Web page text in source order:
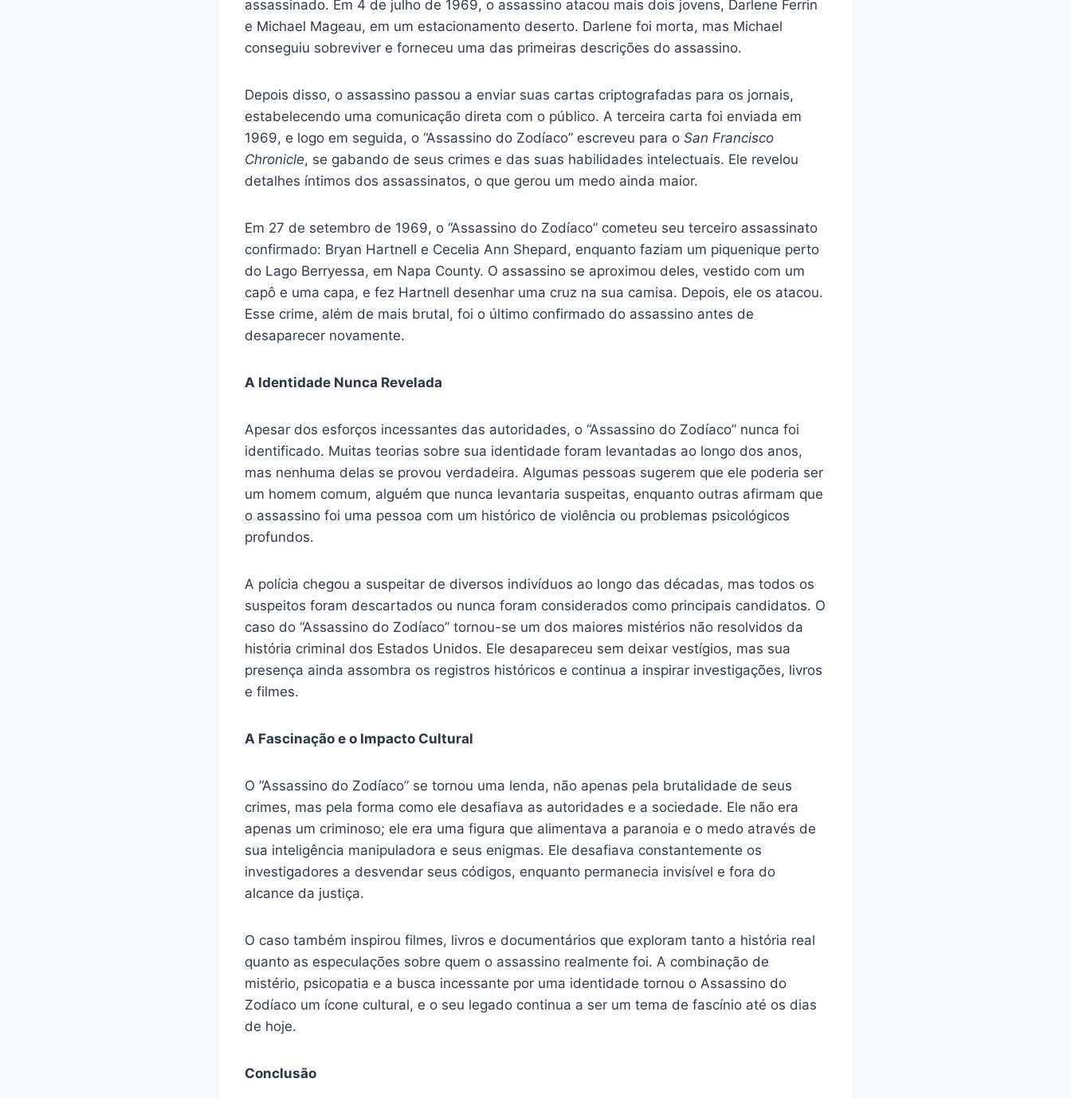
assassinado. Em 4 de julho de 1969, o assassino atacou mais dois jovens, Darlene Ferrin
e Michael Mageau, em um estacionamento deserto. Darlene foi morta, mas Michael
conseguiu sobreviver e forneceu uma das primeiras descrições do assassino.
Depois disso, o assassino passou a enviar suas cartas criptografadas para os jornais,
estabelecendo uma comunicação direta com o público. A terceira carta foi enviada em
1969, e logo em seguida, o “Assassino do Zodíaco” escreveu para o San Francisco
Chronicle, se gabando de seus crimes e das suas habilidades intelectuais. Ele revelou
detalhes íntimos dos assassinatos, o que gerou um medo ainda maior.
Em 27 de setembro de 1969, o “Assassino do Zodíaco” cometeu seu terceiro assassinato
confirmado: Bryan Hartnell e Cecelia Ann Shepard, enquanto faziam um piquenique perto
do Lago Berryessa, em Napa County. O assassino se aproximou deles, vestido com um
capô e uma capa, e fez Hartnell desenhar uma cruz na sua camisa. Depois, ele os atacou.
Esse crime, além de mais brutal, foi o último confirmado do assassino antes de
desaparecer novamente.
A Identidade Nunca Revelada
Apesar dos esforços incessantes das autoridades, o “Assassino do Zodíaco” nunca foi
identificado. Muitas teorias sobre sua identidade foram levantadas ao longo dos anos,
mas nenhuma delas se provou verdadeira. Algumas pessoas sugerem que ele poderia ser
um homem comum, alguém que nunca levantaria suspeitas, enquanto outras afirmam que
o assassino foi uma pessoa com um histórico de violência ou problemas psicológicos
profundos.
A polícia chegou a suspeitar de diversos indivíduos ao longo das décadas, mas todos os
suspeitos foram descartados ou nunca foram considerados como principais candidatos. O
caso do “Assassino do Zodíaco” tornou-se um dos maiores mistérios não resolvidos da
história criminal dos Estados Unidos. Ele desapareceu sem deixar vestígios, mas sua
presença ainda assombra os registros históricos e continua a inspirar investigações, livros
e filmes.
A Fascinação e o Impacto Cultural
O “Assassino do Zodíaco” se tornou uma lenda, não apenas pela brutalidade de seus
crimes, mas pela forma como ele desafiava as autoridades e a sociedade. Ele não era
apenas um criminoso; ele era uma figura que alimentava a paranoia e o medo através de
sua inteligência manipuladora e seus enigmas. Ele desafiava constantemente os
investigadores a desvendar seus códigos, enquanto permanecia invisível e fora do
alcance da justiça.
O caso também inspirou filmes, livros e documentários que exploram tanto a história real
quanto as especulações sobre quem o assassino realmente foi. A combinação de
mistério, psicopatia e a busca incessante por uma identidade tornou o Assassino do
Zodíaco um ícone cultural, e o seu legado continua a ser um tema de fascínio até os dias
de hoje.
Conclusão